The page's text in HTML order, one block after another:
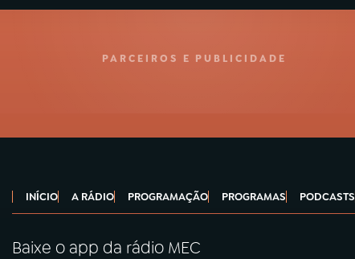
PARCEIROS E PUBLICIDADE
INÍCIO A RÁDIO PROGRAMAÇÃO PROGRAMAS PODCASTS
Baixe o app da rádio MEC